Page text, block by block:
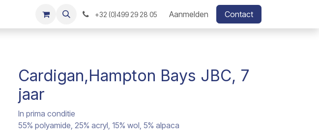
+32 (0)499 29 28 05 Aanmelden Contact
Cardigan,Hampton Bays JBC, 7
jaar
In prima conditie
55% polyamide, 25% acryl, 15% wol, 5% alpaca